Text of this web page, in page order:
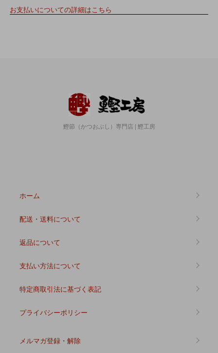
お支払いについての詳細はこちら
鰹節（かつおぶし）専門店 | 鰹工房
ホーム
配送・送料について
返品について
支払い方法について
特定商取引法に基づく表記
プライバシーポリシー
メルマガ登録・解除